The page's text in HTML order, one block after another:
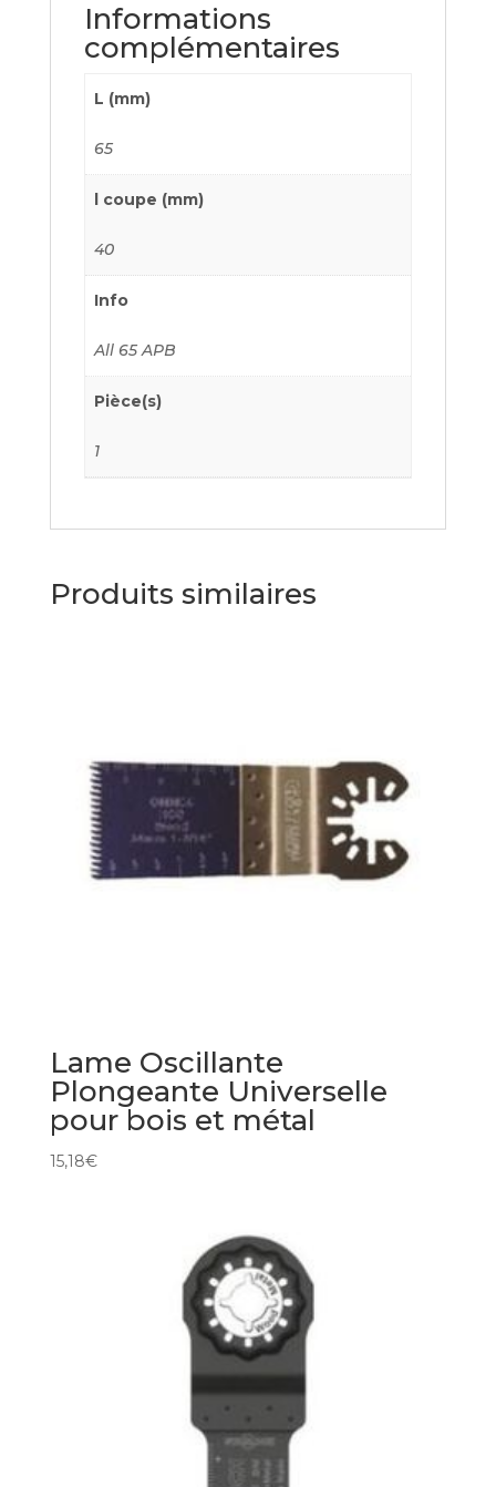
Informations
complémentaires
L (mm)
65
l coupe (mm)
40
Info
All 65 APB
Pièce(s)
1
Produits similaires
Lame Oscillante
Plongeante Universelle
pour bois et métal
15,18€